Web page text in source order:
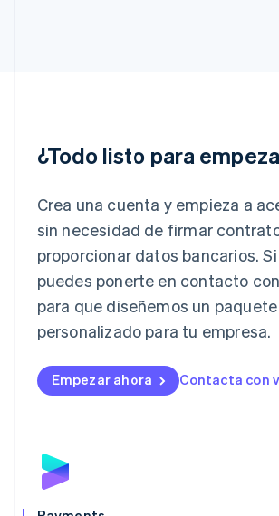
¿Todo listo para
Crea una cuenta y empieza a
sin necesidad de firmar
proporcionar datos bancarios.
puedes ponerte en contacto
para que diseñemos un paquete
personalizado para tu empresa.
Empezar ahora Contacta con
Irlanda
Italia
Japón
日本語English
Letonia
English
Liechtenstein
DeutschEnglish
English
Luxemburgo
English
Español